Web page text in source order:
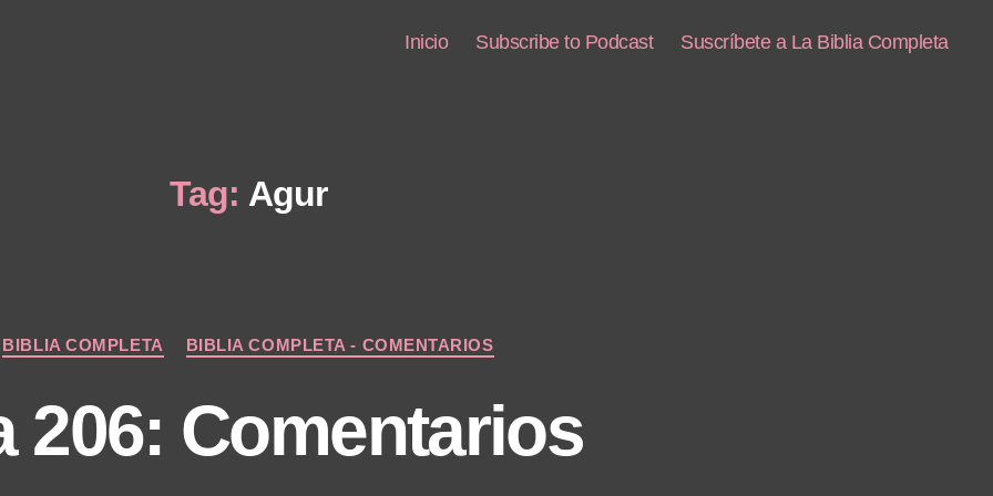
Inicio Subscribe to Podcast Suscríbete a La Biblia Completa
Tag: Agur
Categories
BIBLIA COMPLETA BIBLIA COMPLETA - COMENTARIOS
206: Comentarios